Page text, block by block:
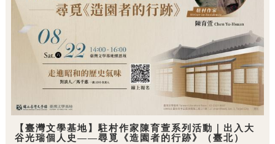
【臺灣文學基地】駐村作家陳育萱系列活動｜出入大
谷光瑞個人史——尋覓《造園者的行跡》（臺北）